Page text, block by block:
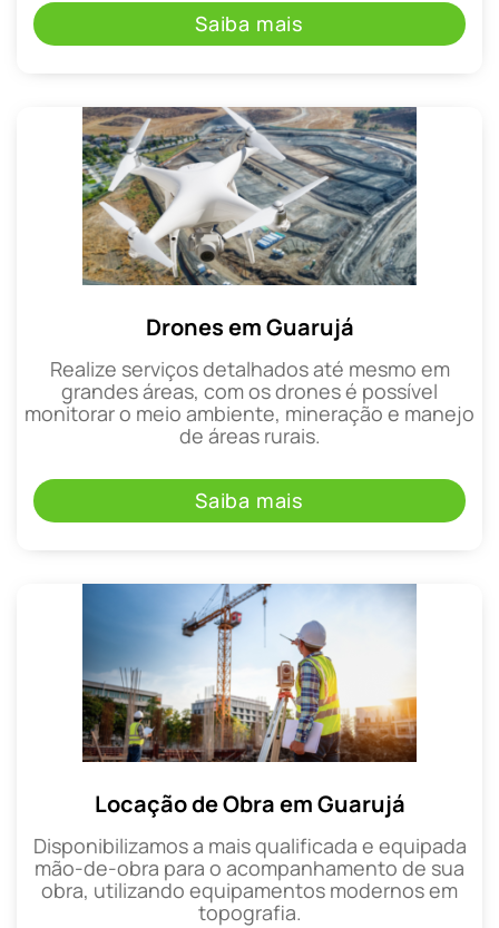
Saiba mais
Drones em Guarujá
Realize serviços detalhados até mesmo em
grandes áreas, com os drones é possível
monitorar o meio ambiente, mineração e manejo
de áreas rurais.
Saiba mais
Locação de Obra em Guarujá
Disponibilizamos a mais qualificada e equipada
mão-de-obra para o acompanhamento de sua
obra, utilizando equipamentos modernos em
topografia.